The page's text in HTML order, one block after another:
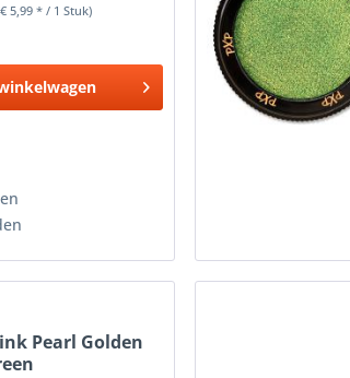
en paars 3.5
cream Pastel
5,99 * / 1 Stuk)
Pearl Golden